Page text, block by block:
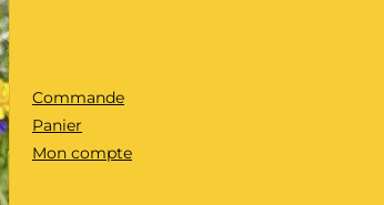
Commande
Panier
Mon compte